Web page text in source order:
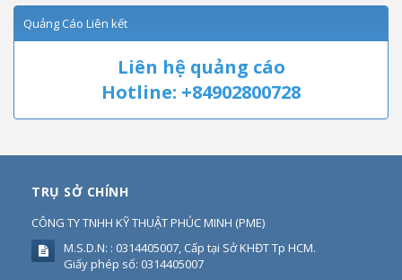
Quảng Cáo Liên kết
Liên hệ quảng cáo
Hotline: +84902800728
TRỤ SỞ CHÍNH
CÔNG TY TNHH KỸ THUẬT PHÚC MINH (PME)
M.S.D.N: : 0314405007, Cấp tại Sở KHĐT Tp HCM.
Giấy phép số: 0314405007